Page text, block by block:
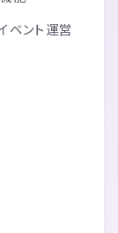
ベント運営